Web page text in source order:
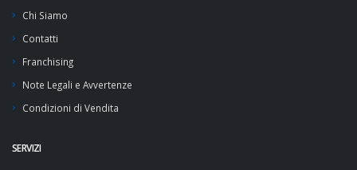
Chi Siamo
Contatti
Franchising
Note Legali e Avvertenze
Condizioni di Vendita
SERVIZI